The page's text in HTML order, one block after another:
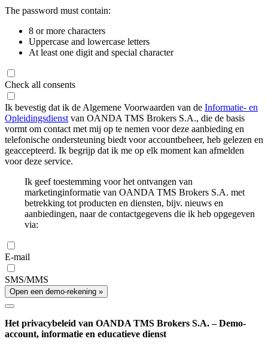
The password must contain:
8 or more characters
Uppercase and lowercase letters
At least one digit and special character
Check all consents
Ik bevestig dat ik de Algemene Voorwaarden van de Informatie- en
Opleidingsdienst van OANDA TMS Brokers S.A., die de basis
vormt om contact met mij op te nemen voor deze aanbieding en
telefonische ondersteuning biedt voor accountbeheer, heb gelezen en
geaccepteerd. Ik begrijp dat ik me op elk moment kan afmelden
voor deze service.
Ik geef toestemming voor het ontvangen van
marketinginformatie van OANDA TMS Brokers S.A. met
betrekking tot producten en diensten, bijv. nieuws en
aanbiedingen, naar de contactgegevens die ik heb opgegeven
via:
E-mail
SMS/MMS
Open een demo-rekening »
Het privacybeleid van OANDA TMS Brokers S.A. – Demo-
account, informatie en educatieve dienst